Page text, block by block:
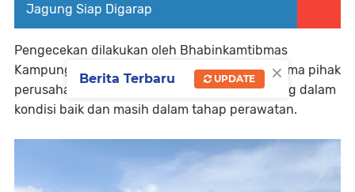
Jagung Siap Digarap
Pengecekan dilakukan oleh Bhabinkamtibmas
Kampung Samsam Aipda Jonsen Purba bersama pihak
perusahaan guna memastikan tanaman jagung dalam
kondisi baik dan masih dalam tahap perawatan.
×
Berita Terbaru UPDATE